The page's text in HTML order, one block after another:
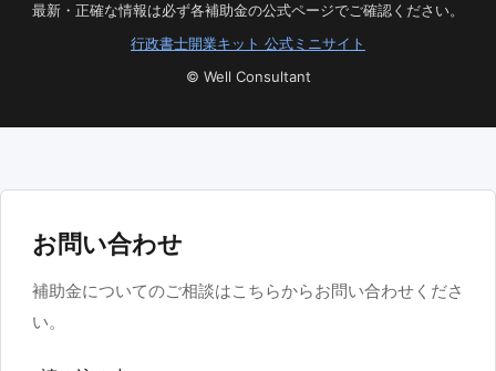
最新・正確な情報は必ず各補助金の公式ページでご確認ください。
行政書士開業キット 公式ミニサイト
© Well Consultant
お問い合わせ
補助金についてのご相談はこちらからお問い合わせくださ
い。